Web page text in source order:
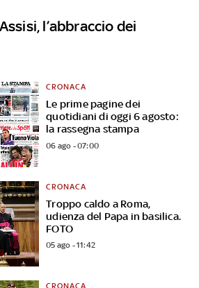
l’abbraccio dei
Le prime pagine dei
quotidiani di oggi 6 agosto:
la rassegna stampa
CRONACA
06 ago - 07:00
Troppo caldo a Roma,
udienza del Papa in basilica.
FOTO
CRONACA
05 ago - 11:42